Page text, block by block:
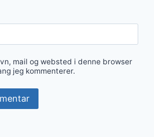
mail og websted i denne browser
jeg kommenterer.